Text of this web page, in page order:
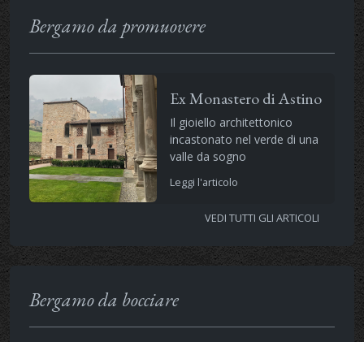
Bergamo da promuovere
Ex Monastero di Astino
Il gioiello architettonico
incastonato nel verde di una
valle da sogno
Leggi l'articolo
VEDI TUTTI GLI ARTICOLI
Bergamo da bocciare